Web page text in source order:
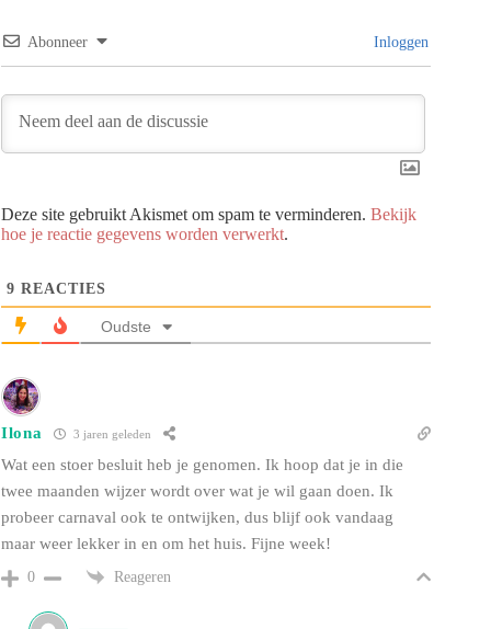
Abonneer Inloggen
Deze site gebruikt Akismet om spam te verminderen. Bekijk
hoe je reactie gegevens worden verwerkt.
9 REACTIES
Oudste
Ilona 3 jaren geleden
Wat een stoer besluit heb je genomen. Ik hoop dat je in die
twee maanden wijzer wordt over wat je wil gaan doen. Ik
probeer carnaval ook te ontwijken, dus blijf ook vandaag
maar weer lekker in en om het huis. Fijne week!
0 Reageren